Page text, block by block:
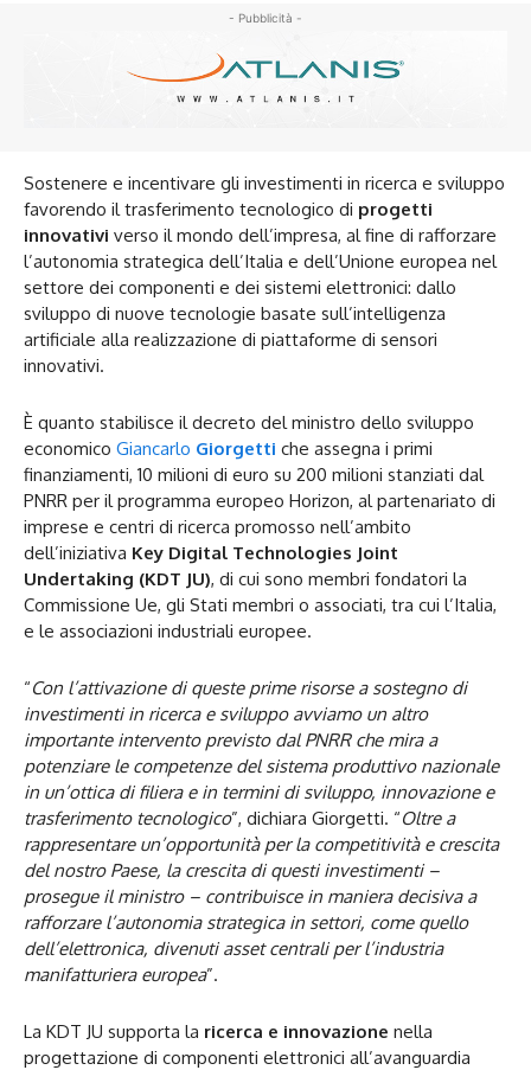
- Pubblicità -
Sostenere e incentivare gli investimenti in ricerca e sviluppo
favorendo il trasferimento tecnologico di progetti
innovativi verso il mondo dell’impresa, al fine di rafforzare
l’autonomia strategica dell’Italia e dell’Unione europea nel
settore dei componenti e dei sistemi elettronici: dallo
sviluppo di nuove tecnologie basate sull’intelligenza
artificiale alla realizzazione di piattaforme di sensori
innovativi.
È quanto stabilisce il decreto del ministro dello sviluppo
economico Giancarlo Giorgetti che assegna i primi
finanziamenti, 10 milioni di euro su 200 milioni stanziati dal
PNRR per il programma europeo Horizon, al partenariato di
imprese e centri di ricerca promosso nell’ambito
dell’iniziativa Key Digital Technologies Joint
Undertaking (KDT JU), di cui sono membri fondatori la
Commissione Ue, gli Stati membri o associati, tra cui l’Italia,
e le associazioni industriali europee.
“Con l’attivazione di queste prime risorse a sostegno di
investimenti in ricerca e sviluppo avviamo un altro
importante intervento previsto dal PNRR che mira a
potenziare le competenze del sistema produttivo nazionale
in un’ottica di filiera e in termini di sviluppo, innovazione e
trasferimento tecnologico”, dichiara Giorgetti. “Oltre a
rappresentare un’opportunità per la competitività e crescita
del nostro Paese, la crescita di questi investimenti –
prosegue il ministro – contribuisce in maniera decisiva a
rafforzare l’autonomia strategica in settori, come quello
dell’elettronica, divenuti asset centrali per l’industria
manifatturiera europea”.
La KDT JU supporta la ricerca e innovazione nella
progettazione di componenti elettronici all’avanguardia